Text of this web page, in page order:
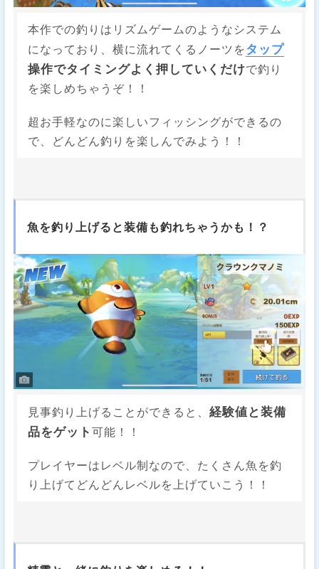
本作での釣りはリズムゲームのようなシステム
になっており、横に流れてくるノーツを タップ
操作でタイミングよく押していくだけで釣り
を楽しめちゃうぞ！！
超お手軽なのに楽しいフィッシングができるの
で、どんどん釣りを楽しんでみよう！！
魚を釣り上げると装備も釣れちゃうかも！？
見事釣り上げることができると、経験値と装備
品をゲット可能！！
プレイヤーはレベル制なので、たくさん魚を釣
り上げてどんどんレベルを上げていこう！！